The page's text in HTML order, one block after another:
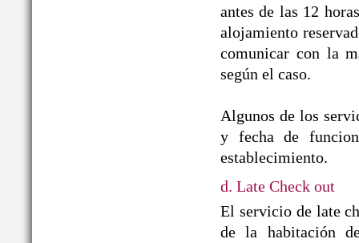
antes de las 12
alojamiento
comunicar con la
según el caso.
Algunos de los
y fecha de
establecimiento.
d. Late Check out
El servicio de late
de la habitación